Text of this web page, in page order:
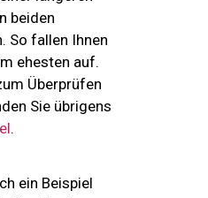
beiden
So fallen Ihnen
ehesten auf.
Überprüfen
Sie übrigens
.
ein Beispiel